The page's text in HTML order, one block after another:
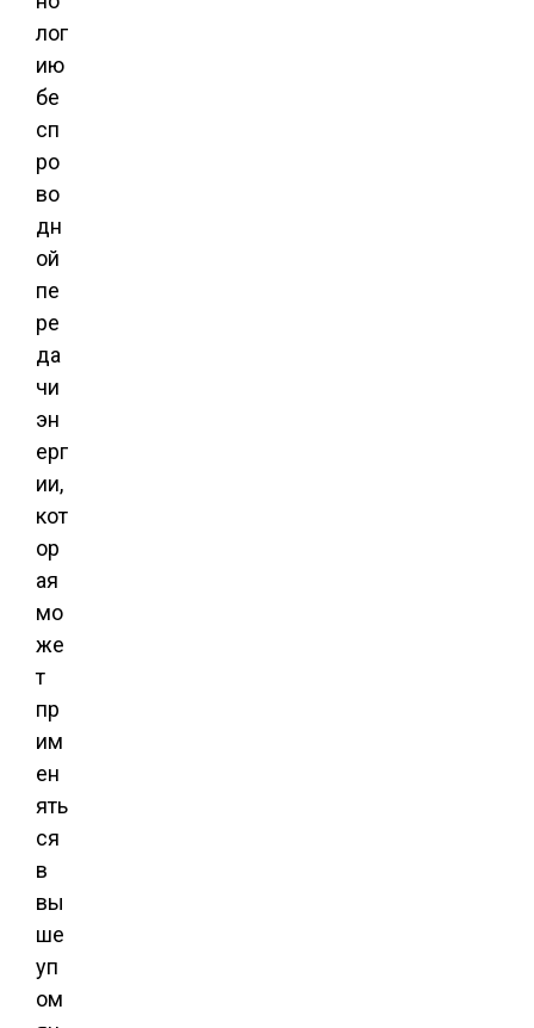
лог
ию
бе
сп
ро
во
дн
ой
пе
ре
да
чи
эн
ерг
ии,
кот
ор
ая
мо
же
т
пр
им
ен
ять
ся
в
вы
ше
уп
ом